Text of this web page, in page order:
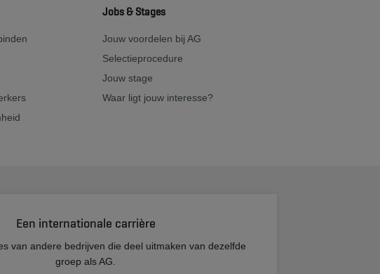
Jobs & Stages
Jouw voordelen bij AG
Selectieprocedure
Jouw stage
Waar ligt jouw interesse?
Een internationale carrière
van andere bedrijven die deel uitmaken van dezelfde
groep als AG.